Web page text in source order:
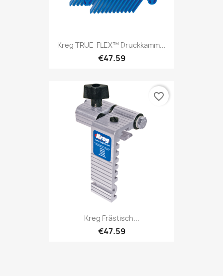
Kreg TRUE-FLEX™ Druckkamm...
€47.59
Kreg Frästisch...
€47.59
favorite_border